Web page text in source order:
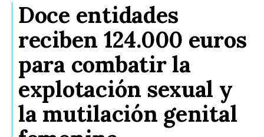
Doce entidades
reciben 124.000 euros
para combatir la
explotación sexual y
la mutilación genital